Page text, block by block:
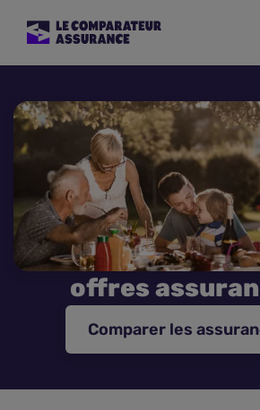
Mutuelle Santé
Assurance Moto
Assurance Habitation
Assurance de prêt
Assurance Animaux
offres
Comparer les